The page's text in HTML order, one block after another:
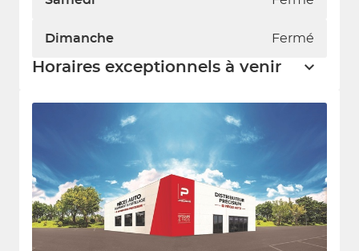
Dimanche Fermé
Horaires exceptionnels à venir